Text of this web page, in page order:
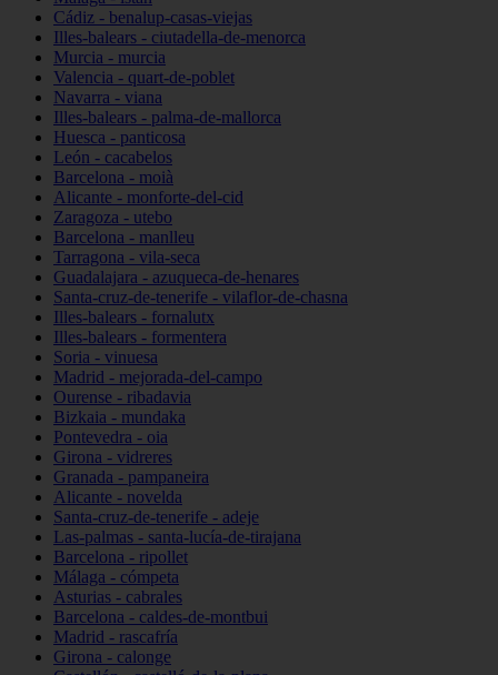
Cádiz - benalup-casas-viejas
Illes-balears - ciutadella-de-menorca
Murcia - murcia
Valencia - quart-de-poblet
Navarra - viana
Illes-balears - palma-de-mallorca
Huesca - panticosa
León - cacabelos
Barcelona - moià
Alicante - monforte-del-cid
Zaragoza - utebo
Barcelona - manlleu
Tarragona - vila-seca
Guadalajara - azuqueca-de-henares
Santa-cruz-de-tenerife - vilaflor-de-chasna
Illes-balears - fornalutx
Illes-balears - formentera
Soria - vinuesa
Madrid - mejorada-del-campo
Ourense - ribadavia
Bizkaia - mundaka
Pontevedra - oia
Girona - vidreres
Granada - pampaneira
Alicante - novelda
Santa-cruz-de-tenerife - adeje
Las-palmas - santa-lucía-de-tirajana
Barcelona - ripollet
Málaga - cómpeta
Asturias - cabrales
Barcelona - caldes-de-montbui
Madrid - rascafría
Girona - calonge